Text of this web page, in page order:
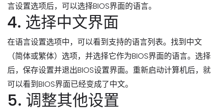
言设置选项后，可以选择BIOS界面的语言。
4. 选择中文界面
在语言设置选项中，可以看到支持的语言列表。找到中文
（简体或繁体）选项，并选择它作为BIOS界面的语言。选择
后，保存设置并退出BIOS设置界面。重新启动计算机后，就
可以看到BIOS界面已经变成了中文。
5. 调整其他设置